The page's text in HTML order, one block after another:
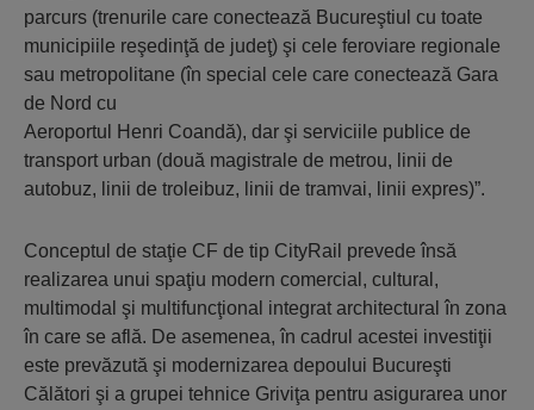
parcurs (trenurile care conectează Bucureştiul cu toate
municipiile reşedinţă de judeţ) şi cele feroviare regionale
sau metropolitane (în special cele care conectează Gara
de Nord cu
Aeroportul Henri Coandă), dar şi serviciile publice de
transport urban (două magistrale de metrou, linii de
autobuz, linii de troleibuz, linii de tramvai, linii expres)”.
Conceptul de staţie CF de tip CityRail prevede însă
realizarea unui spaţiu modern comercial, cultural,
multimodal şi multifuncţional integrat architectural în zona
în care se află. De asemenea, în cadrul acestei investiţii
este prevăzută şi modernizarea depoului Bucureşti
Călători şi a grupei tehnice Griviţa pentru asigurarea unor